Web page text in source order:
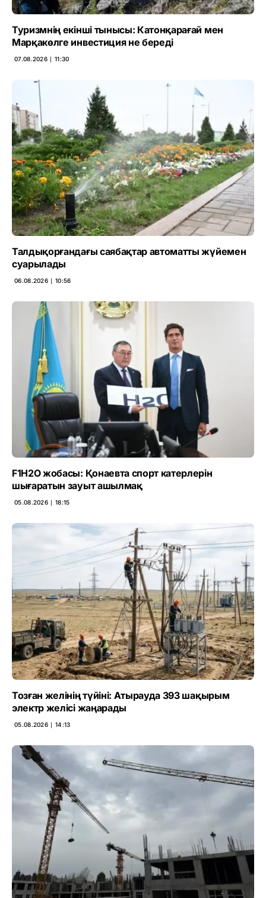
Туризмнің екінші тынысы: Катонқарағай мен
Марқакөлге инвестиция не береді
07.08.2026 ∣ 11:30
Талдықорғандағы саябақтар автоматты жүйемен
суарылады
06.08.2026 ∣ 10:56
F1H2O жобасы: Қонаевта спорт катерлерін
шығаратын зауыт ашылмақ
05.08.2026 ∣ 18:15
Тозған желінің түйіні: Атырауда 393 шақырым
электр желісі жаңарады
05.08.2026 ∣ 14:13